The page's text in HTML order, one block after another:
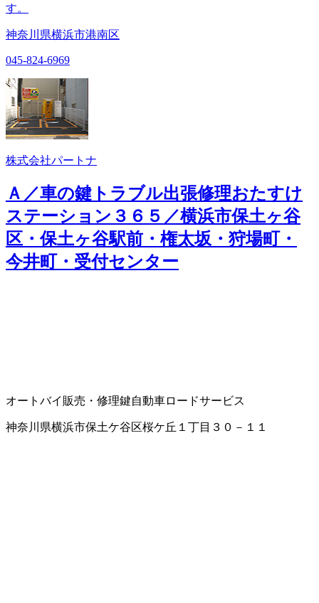
す。
神奈川県横浜市港南区
045-824-6969
株式会社パートナ
Ａ／車の鍵トラブル出張修理おたすけ
ステーション３６５／横浜市保土ヶ谷
区・保土ヶ谷駅前・権太坂・狩場町・
今井町・受付センター
オートバイ販売・修理鍵自動車ロードサービス
神奈川県横浜市保土ケ谷区桜ケ丘１丁目３０－１１